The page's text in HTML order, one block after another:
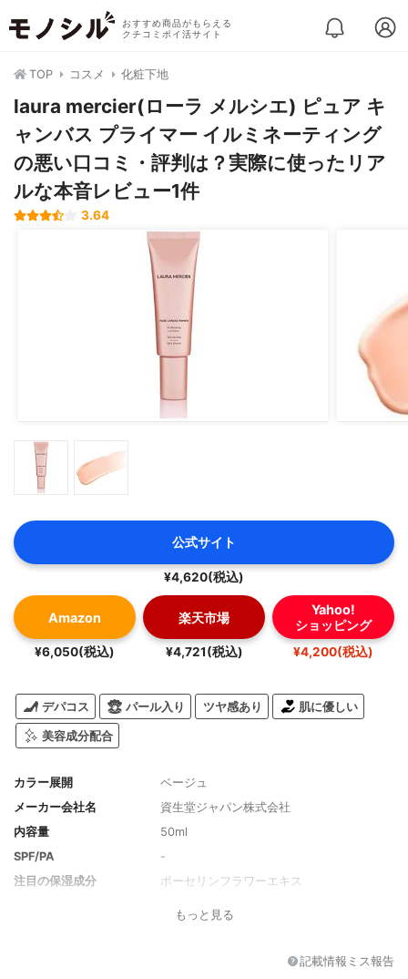
おすすめ商品がもらえる
クチコミポイ活サイト
TOP コスメ 化粧下地
laura mercier(ローラ メルシエ) ピュア キ
ャンバス プライマー イルミネーティング
の悪い口コミ・評判は？実際に使ったリア
ルな本音レビュー1件
3.64
公式サイト
¥4,620(税込)
Amazon
¥6,050(税込)
楽天市場
¥4,721(税込)
Yahoo!
ショッピング
¥4,200(税込)
デパコス パール入り ツヤ感あり 肌に優しい
美容成分配合
カラー展開
ベージュ
メーカー会社名
資生堂ジャパン株式会社
内容量
50ml
SPF/PA
-
注目の保湿成分
ポーセリンフラワーエキス
水、水添ジデセン、グリセリン、ＰＶＰ、
ステアリン酸ＰＥＧ－６、マイカ、ヒマシ
リル酸／カプリン酸）グリセリル、セタノ
もっと見る
記載情報ミス報告